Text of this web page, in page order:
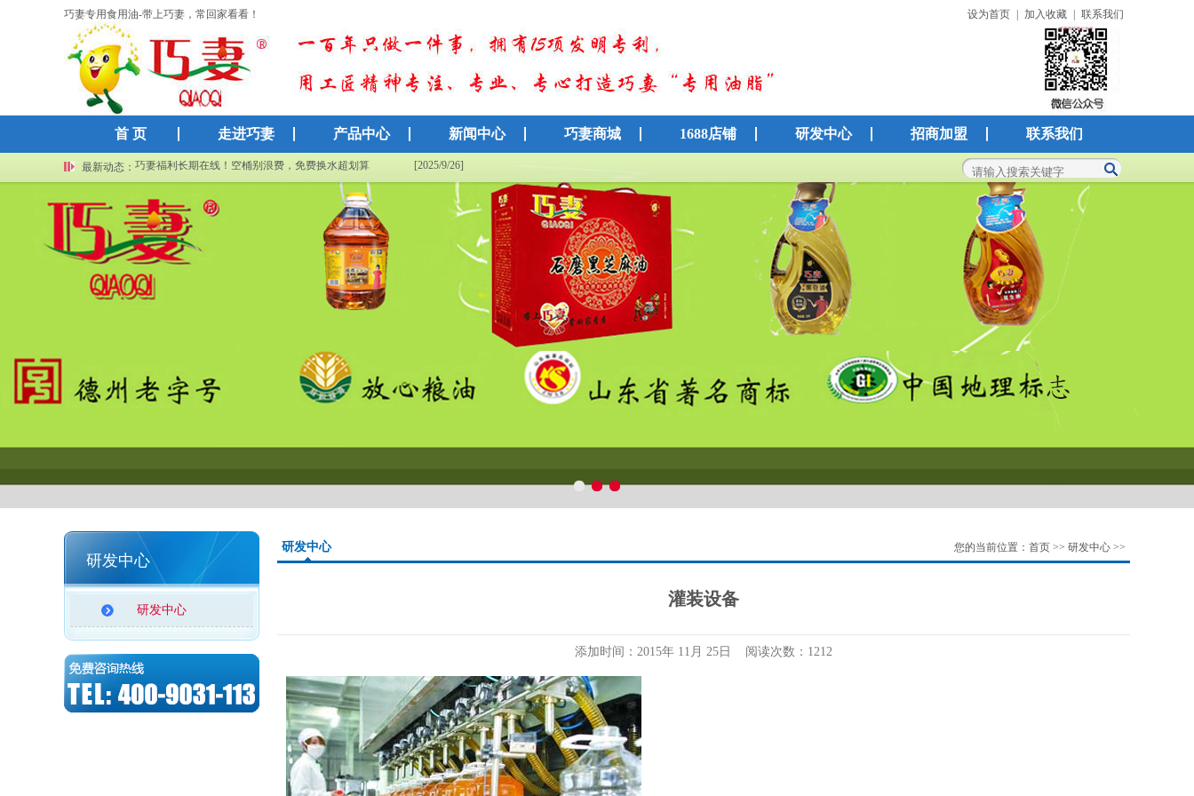
巧妻专用食用油-带上巧妻，常回家看看！ 设为首页 加入收藏 联系我们
首 页 走进巧妻 产品中心 新闻中心 巧妻商城 1688店铺 研发中心 招商加盟 联系我们
最新动态：
“秋老虎”来袭，巧妻给您发送了一份来自秋天的“补水通知单”！
[2025/9/26]
巧妻福利长期在线！空桶别浪费，免费换水超划算
[2025/9/26]
研发中心
研发中心
您的当前位置： 首页 >> 研发中心 >>
研发中心
灌装设备
添加时间：2015年 11月 25日 阅读次数：1212